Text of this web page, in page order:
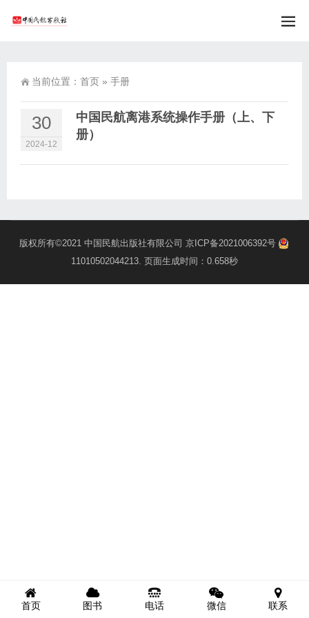
当前位置： 首页 » 手册
30
2024-12
中国民航离港系统操作手册（上、下
册）
版权所有©2021 中国民航出版社有限公司 京ICP备2021006392号
11010502044213. 页面生成时间：0.658秒
首页 图书 电话 微信 联系